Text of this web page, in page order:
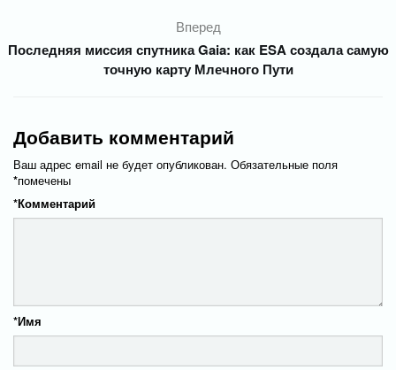
Вперед
Последняя миссия спутника Gaia: как ESA создала самую
точную карту Млечного Пути
Добавить комментарий
Ваш адрес email не будет опубликован. Обязательные поля
помечены
*
Комментарий
*
Имя
*